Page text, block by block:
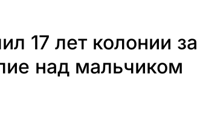
17 лет колонии за
над мальчиком